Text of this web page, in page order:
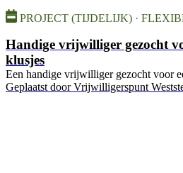
PROJECT (TIJDELIJK) ·
Handige vrijwilliger gezocht
klusjes
Een handige vrijwilliger gezocht voor
Geplaatst door Vrijwilligerspunt